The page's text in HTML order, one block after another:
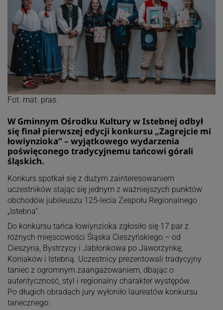
Fot. mat. pras.
W Gminnym Ośrodku Kultury w Istebnej odbył
się finał pierwszej edycji konkursu „Zagrejcie mi
łowiynzioka” – wyjątkowego wydarzenia
poświęconego tradycyjnemu tańcowi górali
śląskich.
Konkurs spotkał się z dużym zainteresowaniem
uczestników stając się jednym z ważniejszych punktów
obchodów jubileuszu 125-lecia Zespołu Regionalnego
„Istebna”.
Do konkursu tańca łowiynzioka zgłosiło się 17 par z
różnych miejscowości Śląska Cieszyńskiego – od
Cieszyna, Bystrzycy i Jabłonkowa po Jaworzynkę,
Koniaków i Istebną. Uczestnicy prezentowali tradycyjny
taniec z ogromnym zaangażowaniem, dbając o
autentyczność, styl i regionalny charakter występów.
Po długich obradach jury wyłoniło laureatów konkursu
tanecznego: